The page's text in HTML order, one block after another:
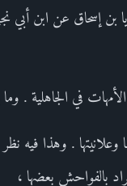
بن إسحاق عن ابن أبي
في الجاهلية .
. وهذا فيه نظر
بالفواحش بعضها ،